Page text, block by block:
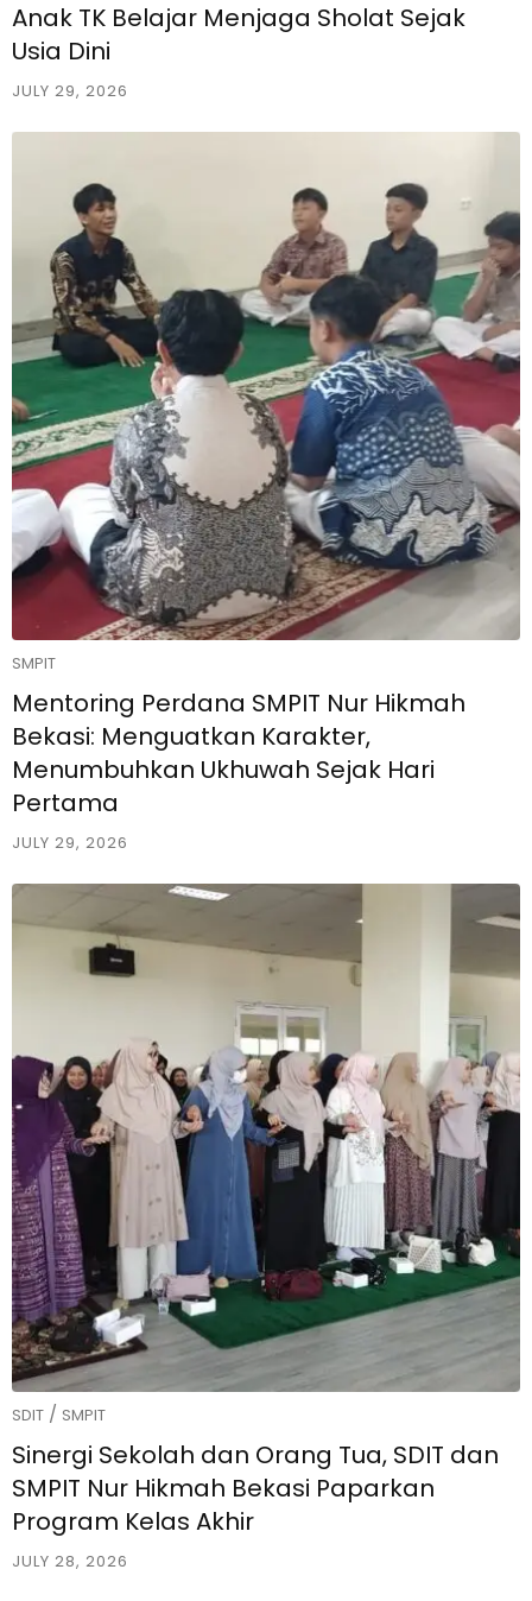
Anak TK Belajar Menjaga Sholat Sejak
Usia Dini
JULY 29, 2026
SMPIT
Mentoring Perdana SMPIT Nur Hikmah
Bekasi: Menguatkan Karakter,
Menumbuhkan Ukhuwah Sejak Hari
Pertama
JULY 29, 2026
SDIT / SMPIT
Sinergi Sekolah dan Orang Tua, SDIT dan
SMPIT Nur Hikmah Bekasi Paparkan
Program Kelas Akhir
JULY 28, 2026